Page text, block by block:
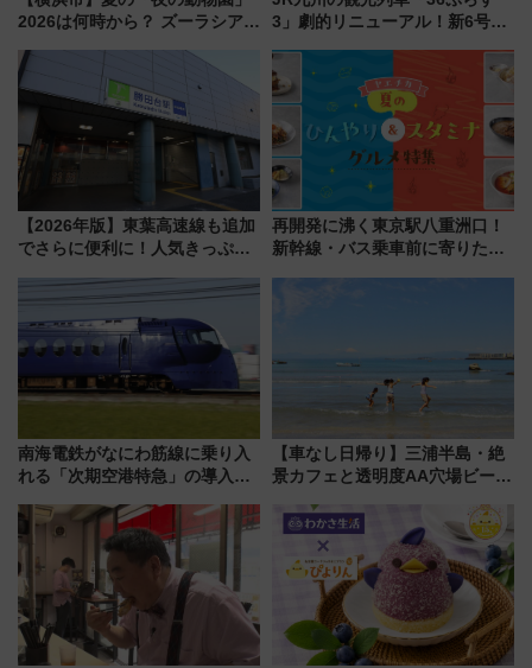
2026は何時から？ ズーラシア・
見どころ、限定イベントを徹底
解説！
3」劇的リニューアル！新6号車
別 “プレミアムランチ”導入･ル
ートや価格など解説
【2026年版】東葉高速線も追加
でさらに便利に！人気きっぷ
今年も発売 秋・早春に千葉県を
巡るなら使い勝手・コスパ抜群
再開発に沸く東京駅八重洲口！
新幹線・バス乗車前に寄りたい
やり＆スタミナグルメ」6選【新
南海電鉄がなにわ筋線に乗り入
れる「次期空港特急」の導入を
日本初の鉄道デザイン
【車なし日帰り】三浦半島・絶
景カフェと透明度AA穴場ビーチ
用してストレスフリー旅へ行こ